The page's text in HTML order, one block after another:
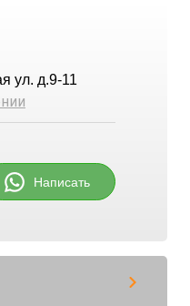
ул. д.9-11
Написать